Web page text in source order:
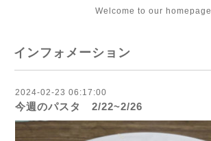
Welcome to our homepage
インフォメーション
2024-02-23 06:17:00
今週のパスタ 2/22~2/26